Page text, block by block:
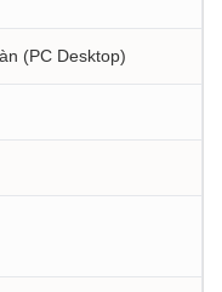
(PC Desktop)